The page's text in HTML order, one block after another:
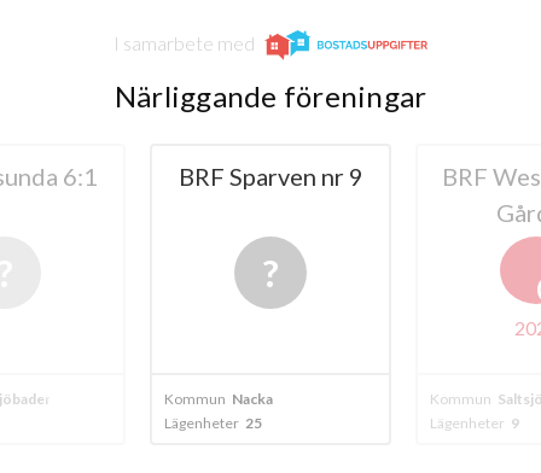
I samarbete med
Närliggande föreningar
6:1 BRF Sparven nr 9
Kommun Nacka
Lägenheter 25
BRF
Kommun
Lägenheter 9